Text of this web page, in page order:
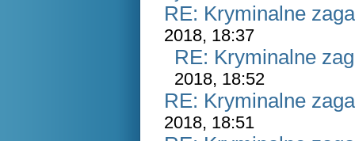
RE: Kryminalne
2018, 18:37
RE: Kryminalne
2018, 18:52
RE: Kryminalne
2018, 18:51